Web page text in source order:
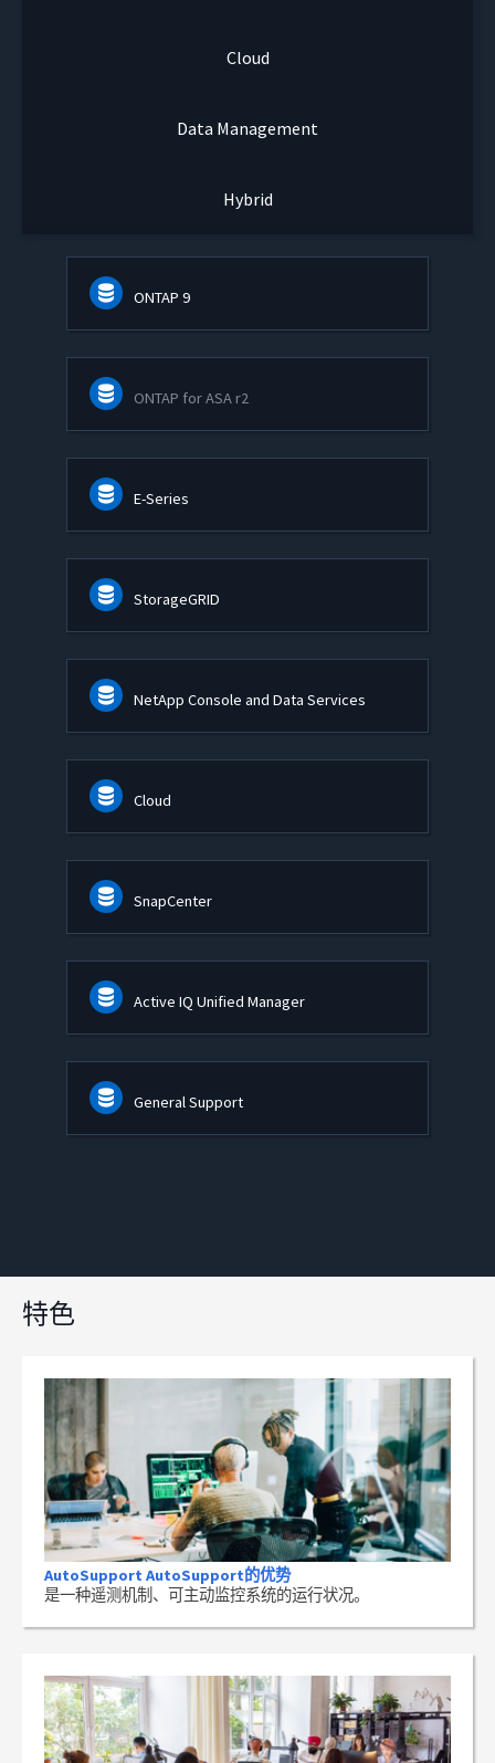
Cloud
Data Management
Hybrid
ONTAP 9
ONTAP for ASA r2
E-Series
StorageGRID
NetApp Console and Data Services
Cloud
SnapCenter
Active IQ Unified Manager
General Support
特色
AutoSupport AutoSupport的优势
是一种遥测机制、可主动监控系统的运行状况。